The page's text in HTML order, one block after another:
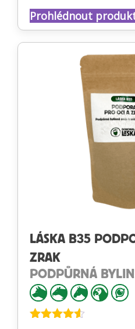
Hodnocení
4.65z 5
Prohlédnout
LÁSKA B35
ZRAK
PODPŮRNÁ